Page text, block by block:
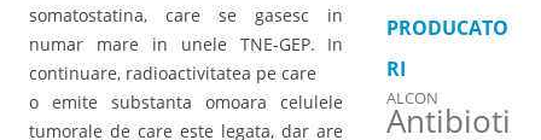
somatostatina, care se gasesc in
numar mare in unele TNE-GEP. In
continuare, radioactivitatea pe care
o emite substanta omoara celulele
tumorale de care este legata, dar are
PRODUCATO
RI
ALCON
Antibioti